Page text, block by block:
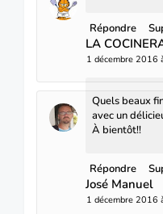
Répondre
LA
1 décembre 2016
Quels beaux
avec un
À bientôt!!
Répondre
José Manuel
1 décembre 2016